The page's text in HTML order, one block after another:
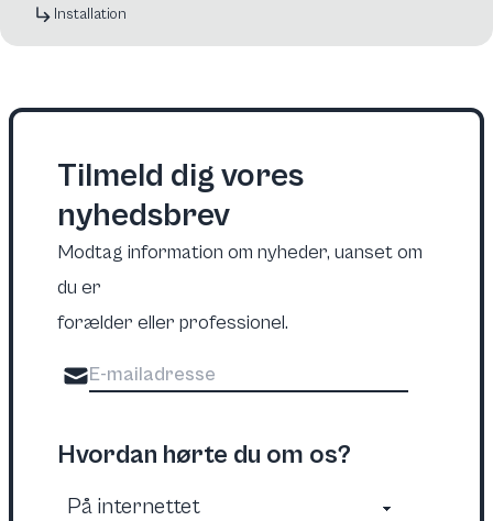
Installation
Tilmeld dig vores
nyhedsbrev
Modtag information om nyheder, uanset om
du er
forælder eller professionel.
Hvordan hørte du om os?